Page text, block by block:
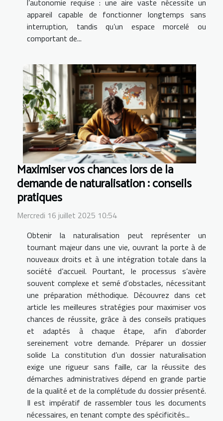
l’autonomie requise : une aire vaste nécessite un
appareil capable de fonctionner longtemps sans
interruption, tandis qu’un espace morcelé ou
comportant de...
Maximiser vos chances lors de la
demande de naturalisation : conseils
pratiques
Mercredi 16 juillet 2025 10:54
Obtenir la naturalisation peut représenter un
tournant majeur dans une vie, ouvrant la porte à de
nouveaux droits et à une intégration totale dans la
société d’accueil. Pourtant, le processus s’avère
souvent complexe et semé d’obstacles, nécessitant
une préparation méthodique. Découvrez dans cet
article les meilleures stratégies pour maximiser vos
chances de réussite, grâce à des conseils pratiques
et adaptés à chaque étape, afin d’aborder
sereinement votre demande. Préparer un dossier
solide La constitution d’un dossier naturalisation
exige une rigueur sans faille, car la réussite des
démarches administratives dépend en grande partie
de la qualité et de la complétude du dossier présenté.
Il est impératif de rassembler tous les documents
nécessaires, en tenant compte des spécificités...